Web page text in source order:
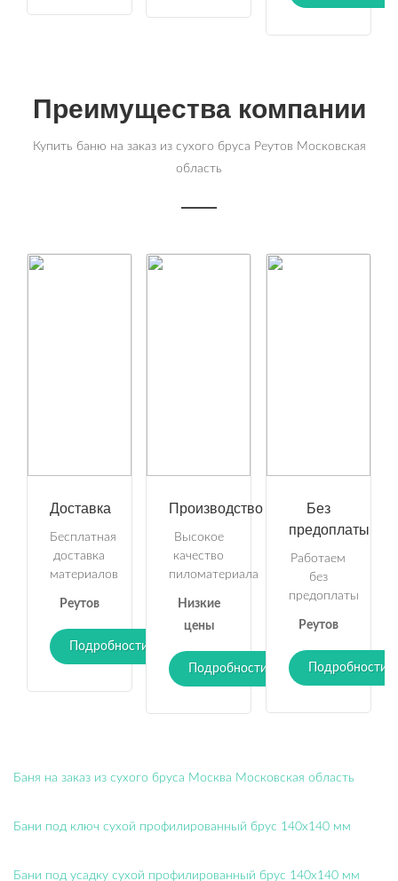
Преимущества компании
Купить баню на заказ из сухого бруса Реутов Московская
область
Доставка
Бесплатная
доставка
материалов
Реутов
Подробности
Производство
Высокое
качество
пиломатериала
Низкие
цены
Подробности
Без
предоплаты
Работаем
без
предоплаты
Реутов
Подробности
Баня на заказ из сухого бруса Москва Московская область
Бани под ключ сухой профилированный брус 140х140 мм
Бани под усадку сухой профилированный брус 140х140 мм